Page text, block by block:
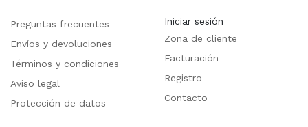
Preguntas frecuentes
Envíos y devoluciones
Términos y condiciones
Aviso legal
Protección de datos
Iniciar sesión
Zona de cliente
Facturación
Registro
Contacto